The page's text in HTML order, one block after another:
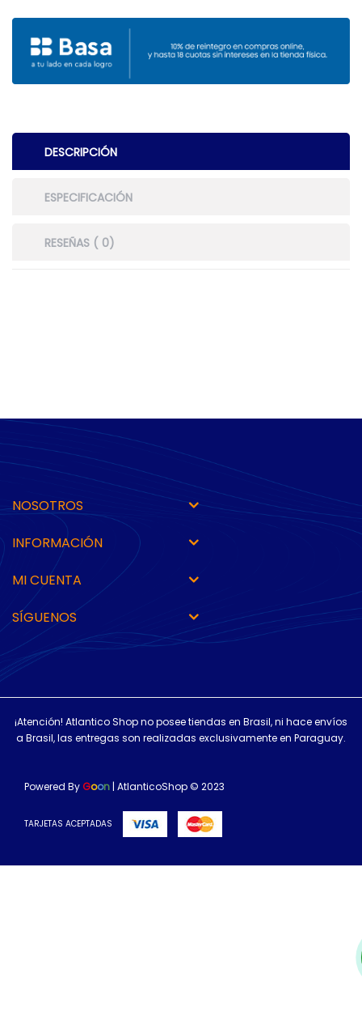
DESCRIPCIÓN
ESPECIFICACIÓN
RESEÑAS ( 0)
NOSOTROS
INFORMACIÓN
MI CUENTA
SÍGUENOS
¡Atención! Atlantico Shop no posee tiendas en Brasil, ni hace envíos
a Brasil, las entregas son realizadas exclusivamente en Paraguay.
Powered By Goon | AtlanticoShop © 2023
TARJETAS ACEPTADAS